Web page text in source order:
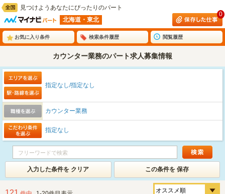
見つけようあなたにぴったりのパート
北海道・東北
0
お気に入り条件 検索条件履歴 閲覧履歴
カウンター業務のパート求人募集情報
指定なし/指定なし
カウンター業務
指定なし
入力した条件を クリア この条件を 保存